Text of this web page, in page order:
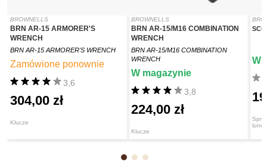
BROWNELLS
BRN AR-15 ARMORER'S
WRENCH
BRN AR-15 ARMORER'S WRENCH
Klucze
3,6
Zamówione ponownie
304,00 zł
BROWNELLS
BRN AR-15/M16 COMBINATION
WRENCH
BRN AR-15/M16 COMBINATION
WRENCH
Klucze
3,8
W magazynie
224,00 zł
W